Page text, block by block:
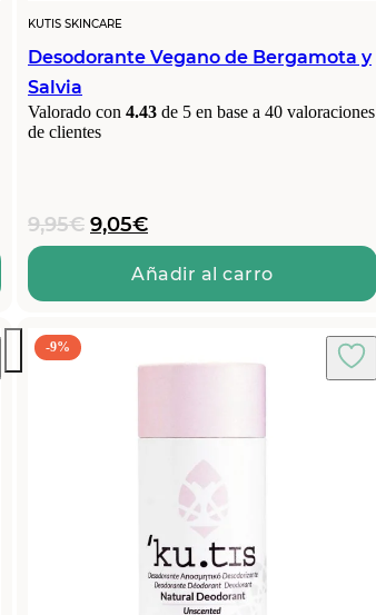
KUTIS SKINCARE
Desodorante Vegano de Bergamota y
Salvia
Valorado con 4.43 de 5 en base a 40 valoraciones
de clientes
9,95€ El
precio
original
era:
9,05€El
precio
actual
es:
Añadir al carro
-9%